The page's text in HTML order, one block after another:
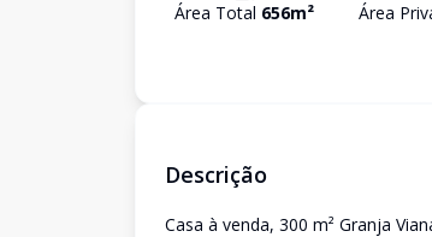
Área Total 656m² Área
Descrição
Casa à venda, 300 m² Granja